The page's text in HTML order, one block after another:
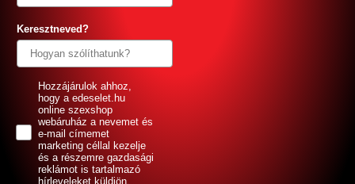
Keresztneved?
GDPRHozzájárulok ahhoz,
hogy a edeselet.hu
online szexshop
webáruház a nevemet és
e-mail címemet
marketing céllal kezelje
és a részemre gazdasági
reklámot is tartalmazó
hírleveleket küldjön.